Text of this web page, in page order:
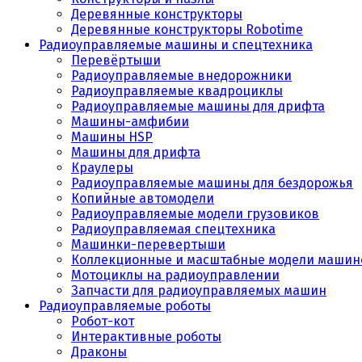
Деревянные конструкторы
Деревянные конструкторы Robotime
Радиоуправляемые машины и спецтехника
Перевёртыши
Радиоуправляемые внедорожники
Радиоуправляемые квадроциклы
Радиоуправляемые машины для дрифта
Машины-амфибии
Машины HSP
Машины для дрифта
Краулеры
Радиоуправляемые машины для бездорожья
Копийные автомодели
Радиоуправляемые модели грузовиков
Радиоуправляемая спецтехника
Машинки-перевертыши
Коллекционные и масштабные модели
Мотоциклы на радиоуправлении
Запчасти для радиоуправляемых машин
Радиоуправляемые роботы
Робот-кот
Интерактивные роботы
Драконы